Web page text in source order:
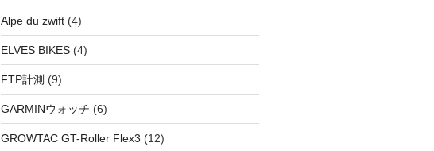
Alpe du zwift(4)
ELVES BIKES(4)
FTP計測 (9)
GARMINウォッチ (6)
GROWTAC GT-Roller Flex3 (12)